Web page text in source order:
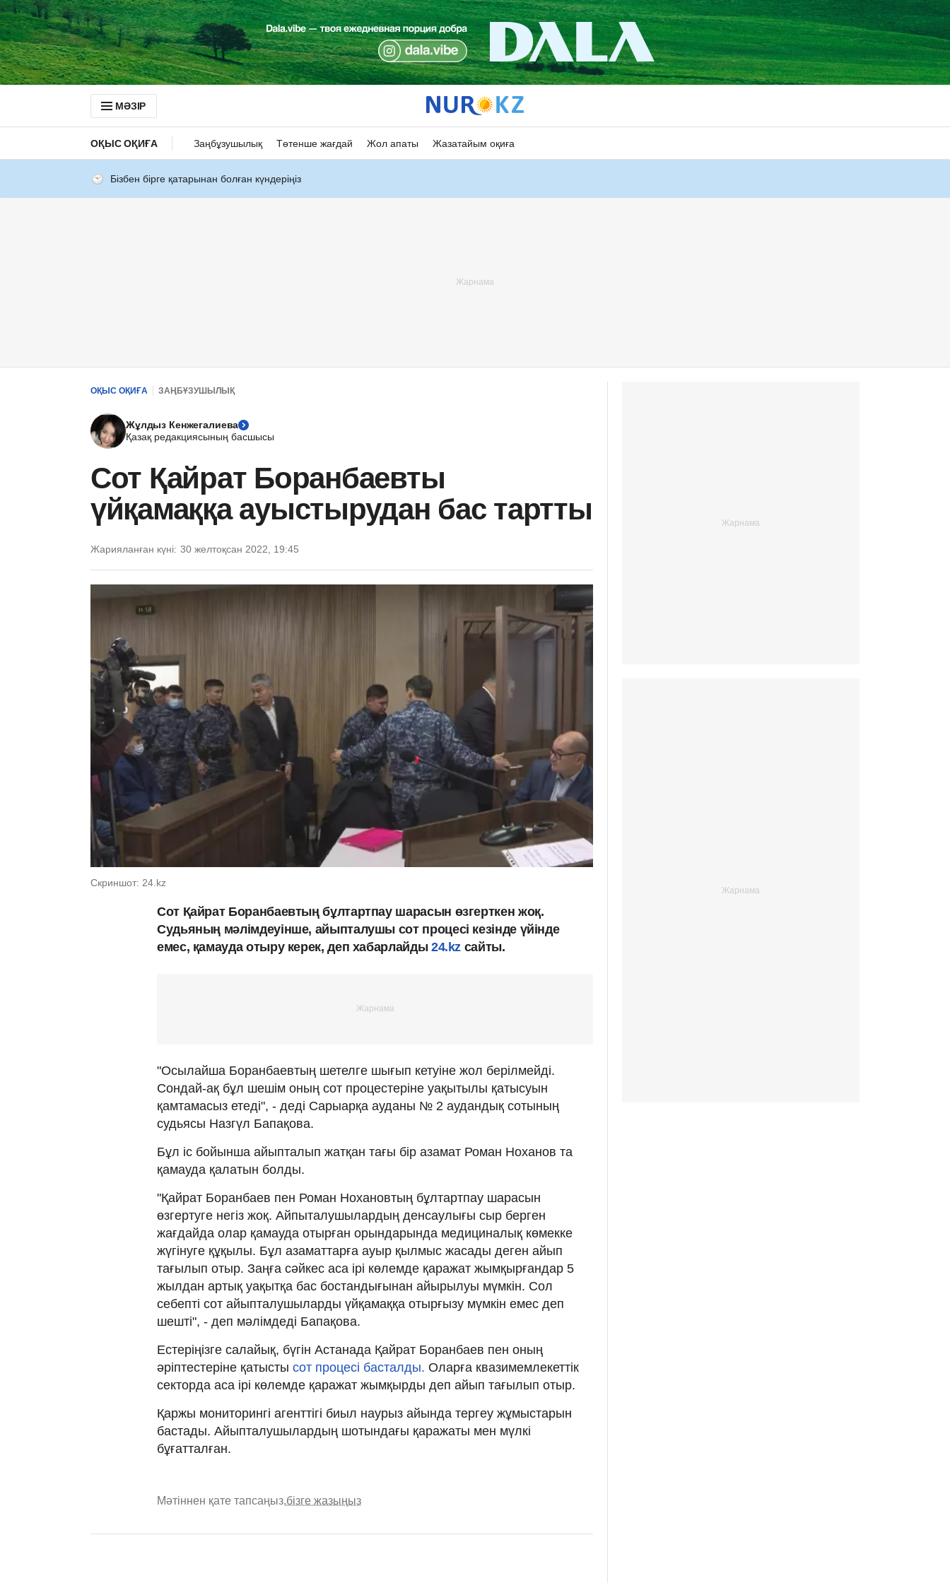
МӘЗІР
ОҚЫС ОҚИҒА Заңбұзушылық Төтенше жағдай Жол апаты Жазатайым оқиға
Бізбен бірге қатарынан болған күндеріңіз
ОҚЫС ОҚИҒА ЗАҢБҰЗУШЫЛЫҚ
Жұлдыз Кенжегалиева
Қазақ редакциясының басшысы
Сот Қайрат Боранбаевты
үйқамаққа ауыстырудан бас тартты
Жарияланған күні: 30 желтоқсан 2022, 19:45
Скриншот: 24.kz
Сот Қайрат Боранбаевтың бұлтартпау шарасын өзгерткен жоқ.
Судьяның мәлімдеуінше, айыпталушы сот процесі кезінде үйінде
емес, қамауда отыру керек, деп хабарлайды 24.kz сайты.
"Осылайша Боранбаевтың шетелге шығып кетуіне жол берілмейді.
Сондай-ақ бұл шешім оның сот процестеріне уақытылы қатысуын
қамтамасыз етеді", - деді Сарыарқа ауданы № 2 аудандық сотының
судьясы Назгүл Бапақова.
Бұл іс бойынша айыпталып жатқан тағы бір азамат Роман Ноханов та
қамауда қалатын болды.
"Қайрат Боранбаев пен Роман Нохановтың бұлтартпау шарасын
өзгертуге негіз жоқ. Айпыталушылардың денсаулығы сыр берген
жағдайда олар қамауда отырған орындарында медициналық көмекке
жүгінуге құқылы. Бұл азаматтарға ауыр қылмыс жасады деген айып
тағылып отыр. Заңға сәйкес аса ірі көлемде қаражат жымқырғандар 5
жылдан артық уақытқа бас бостандығынан айырылуы мүмкін. Сол
себепті сот айыпталушыларды үйқамаққа отырғызу мүмкін емес деп
шешті", - деп мәлімдеді Бапақова.
Естеріңізге салайық, бүгін Астанада Қайрат Боранбаев пен оның
әріптестеріне қатысты сот процесі басталды. Оларға квазимемлекеттік
секторда аса ірі көлемде қаражат жымқырды деп айып тағылып отыр.
Қаржы мониторингі агенттігі биыл наурыз айында тергеу жұмыстарын
бастады. Айыпталушылардың шотындағы қаражаты мен мүлкі
бұғатталған.
Мәтіннен қате тапсаңыз,бізге жазыңыз